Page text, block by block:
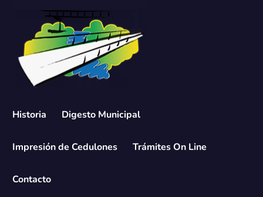
contenido
Historia Digesto Municipal
Impresión de Cedulones Trámites On Line
Contacto